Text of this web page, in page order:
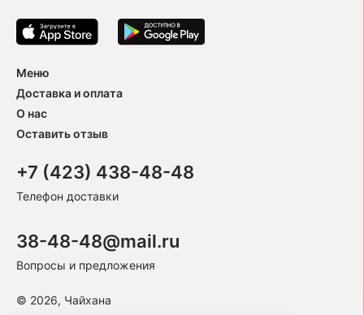
Меню
Доставка и оплата
О нас
Оставить отзыв
+7 (423) 438-48-48
Телефон доставки
38-48-48@mail.ru
Вопросы и предложения
© 2026, Чайхана